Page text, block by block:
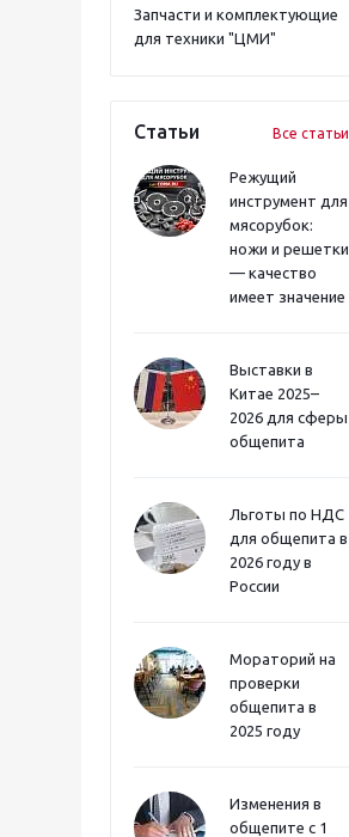
Запчасти и комплектующие
для техники "ЦМИ"
Статьи Все статьи
Режущий
инструмент для
мясорубок:
ножи и решетки
— качество
имеет значение
Выставки в
Китае 2025–
2026 для сферы
общепита
Льготы по НДС
для общепита в
2026 году в
России
Мораторий на
проверки
общепита в
2025 году
Изменения в
общепите с 1